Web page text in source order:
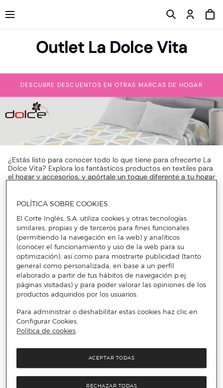
Outlet La Dolce Vita
DESCUBRE DESCUENTOS EN OTRAS MARCAS DE HOGAR
¿Estás listo para conocer todo lo que tiene para ofrecerte La
Dolce Vita? Explora los fantásticos productos en textiles para
el hogar y accesorios, y apórtale un toque diferente a tu hogar
elegancia se unen para dar vida a tu hogar y llenarlo de
personalidad y calidez. ¿Te imaginas envuelto en una suave y
mullida toalla después de una ducha revitalizante? ¿O
acurrucado en un cálido albornoz mientras disfrutas de una
tarde de relax en casa? Todo esto y más lo podrás encontrar
en Primeriti.
Con Dolce Vita, cada detalle cuenta. Desde la elección de los
materiales hasta los cuidadosos acabados, cada producto
Además, su estilo atemporal y elegante añade un toque de
sofisticación a cualquier ambiente, creando una atmósfera de
serenidad y armonía en tu hogar.
Ofertas en sábanas, edredones,
POLÍTICA SOBRE COOKIES
El Corte Inglés, S.A. utiliza cookies y otras tecnologías
similares, propias y de terceros para fines funcionales
(permitiendo la navegación en la web) y analíticos
(conocer el funcionamiento y uso de la web para su
optimización), así como para mostrarte publicidad (tanto
general como personalizada, en base a un perfil
elaborado a partir de tus hábitos de navegación p.ej.
páginas visitadas) y para poder valorar las opiniones de los
productos adquiridos por los usuarios.
Para administrar o deshabilitar estas cookies haz clic en
Configurar Cookies.
Política de cookies
RECHAZAR TODAS
ACEPTAR TODAS